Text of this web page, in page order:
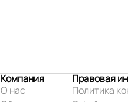
Компания
О нас
Правовая
Политика